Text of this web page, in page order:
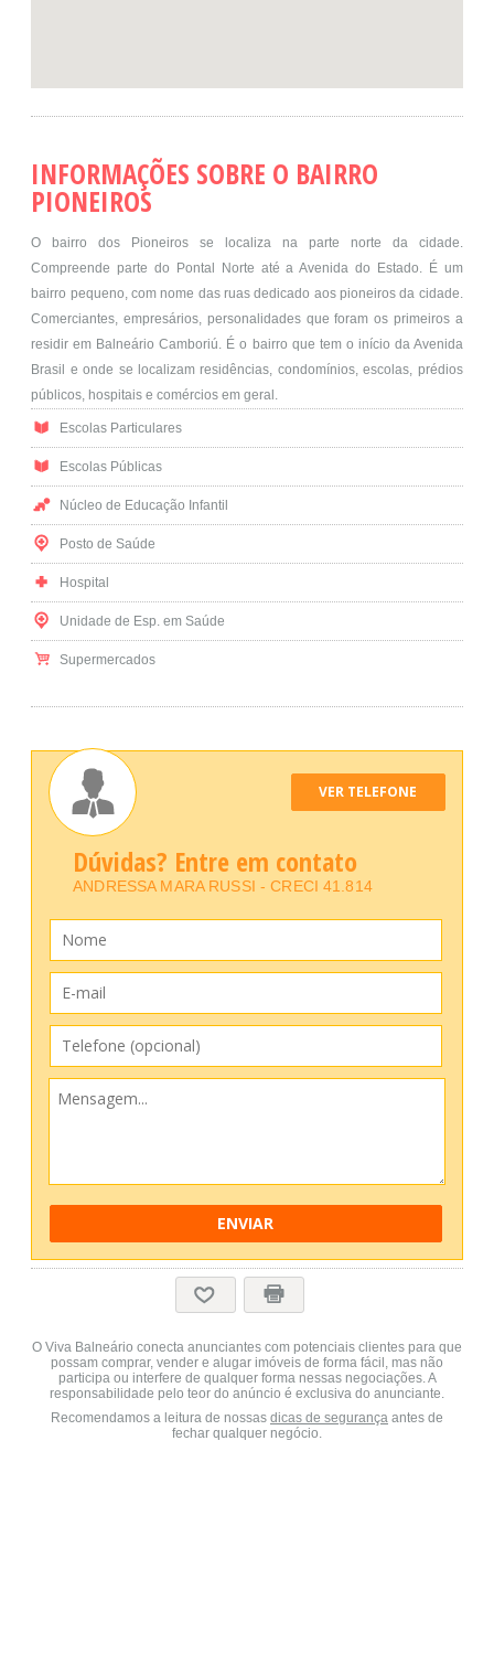
INFORMAÇÕES SOBRE O BAIRRO
PIONEIROS
O bairro dos Pioneiros se localiza na parte norte da cidade.
Compreende parte do Pontal Norte até a Avenida do Estado. É um
bairro pequeno, com nome das ruas dedicado aos pioneiros da cidade.
Comerciantes, empresários, personalidades que foram os primeiros a
residir em Balneário Camboriú. É o bairro que tem o início da Avenida
Brasil e onde se localizam residências, condomínios, escolas, prédios
públicos, hospitais e comércios em geral.
Escolas Particulares
Escolas Públicas
Núcleo de Educação Infantil
Posto de Saúde
Hospital
Unidade de Esp. em Saúde
Supermercados
VER TELEFONE
Dúvidas? Entre em contato
ANDRESSA MARA RUSSI - CRECI 41.814
ENVIAR
O Viva Balneário conecta anunciantes com potenciais clientes para que
possam comprar, vender e alugar imóveis de forma fácil, mas não
participa ou interfere de qualquer forma nessas negociações. A
responsabilidade pelo teor do anúncio é exclusiva do anunciante.
Recomendamos a leitura de nossas dicas de segurança antes de
fechar qualquer negócio.